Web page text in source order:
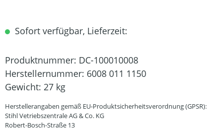
Sofort verfügbar, Lieferzeit:
Produktnummer: DC-100010008
Herstellernummer: 6008 011 1150
Gewicht: 27 kg
Herstellerangaben gemäß EU-Produktsicherheitsverordnung (GPSR):
Stihl Vetriebszentrale AG & Co. KG
Robert-Bosch-Straße 13